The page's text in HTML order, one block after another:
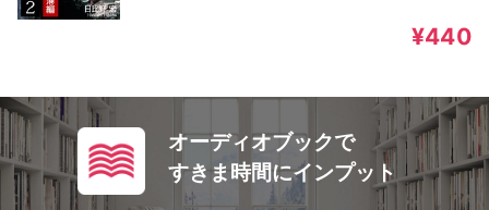
¥440
オーディオブックで
すきま時間にインプット